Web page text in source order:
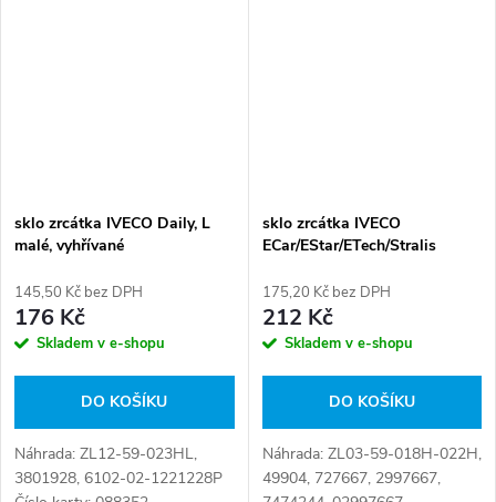
sklo zrcátka IVECO Daily, L
malé, vyhřívané
145,50 Kč bez DPH
176 Kč
Skladem v e-shopu
DO KOŠÍKU
Náhrada: ZL12-59-023HL,
3801928, 6102-02-1221228P
sklo zrcátka IVECO
ECar/EStar/ETech/Stralis
175,20 Kč bez DPH
212 Kč
Skladem v e-shopu
DO KOŠÍKU
Náhrada: ZL03-59-018H-022H,
49904, 727667, 2997667,